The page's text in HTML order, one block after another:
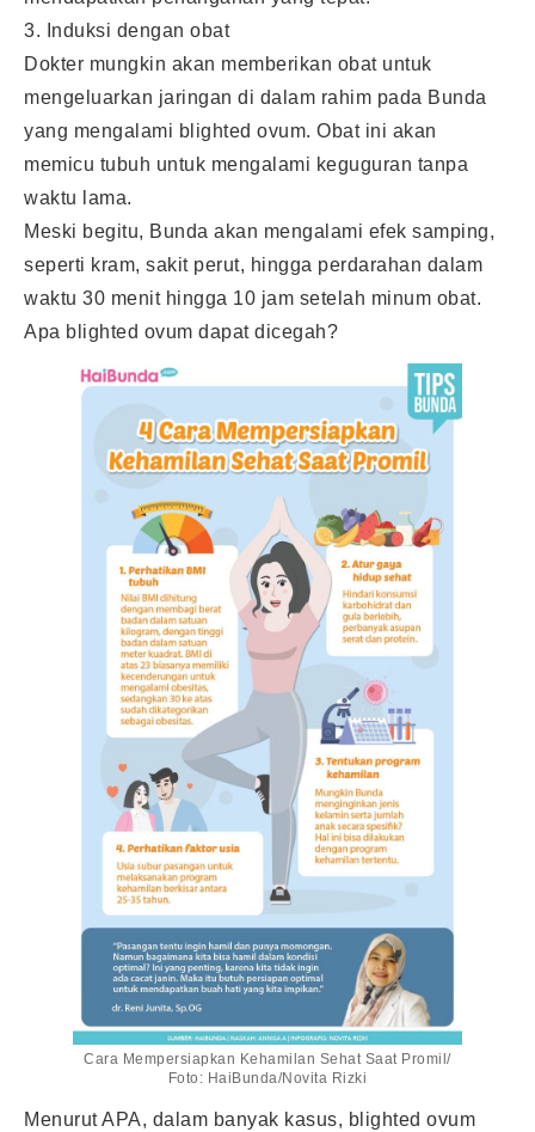
3. Induksi dengan obat
Dokter mungkin akan memberikan obat untuk
mengeluarkan jaringan di dalam rahim pada Bunda
yang mengalami blighted ovum. Obat ini akan
memicu tubuh untuk mengalami keguguran tanpa
waktu lama.
Meski begitu, Bunda akan mengalami efek samping,
seperti kram, sakit perut, hingga perdarahan dalam
waktu 30 menit hingga 10 jam setelah minum obat.
Apa blighted ovum dapat dicegah?
Cara Mempersiapkan Kehamilan Sehat Saat Promil/
Foto: HaiBunda/Novita Rizki
Menurut APA, dalam banyak kasus, blighted ovum